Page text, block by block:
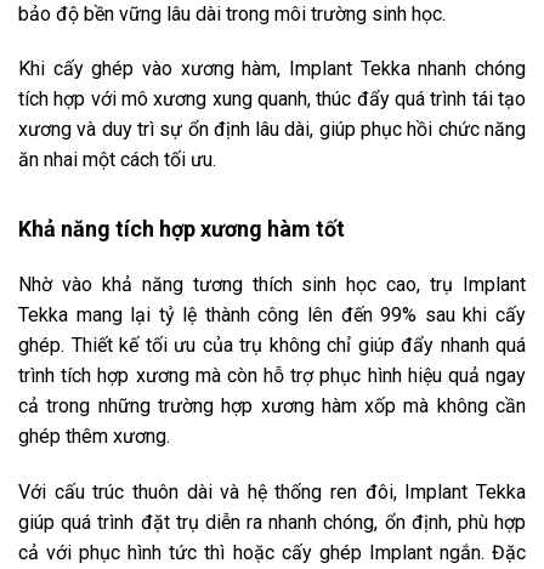
bảo độ bền vững lâu dài trong môi trường sinh học.
Khi cấy ghép vào xương hàm, Implant Tekka nhanh chóng
tích hợp với mô xương xung quanh, thúc đẩy quá trình tái tạo
xương và duy trì sự ổn định lâu dài, giúp phục hồi chức năng
ăn nhai một cách tối ưu.
Khả năng tích hợp xương hàm tốt
Nhờ vào khả năng tương thích sinh học cao, trụ Implant
Tekka mang lại tỷ lệ thành công lên đến 99% sau khi cấy
ghép. Thiết kế tối ưu của trụ không chỉ giúp đẩy nhanh quá
trình tích hợp xương mà còn hỗ trợ phục hình hiệu quả ngay
cả trong những trường hợp xương hàm xốp mà không cần
ghép thêm xương.
Với cấu trúc thuôn dài và hệ thống ren đôi, Implant Tekka
giúp quá trình đặt trụ diễn ra nhanh chóng, ổn định, phù hợp
cả với phục hình tức thì hoặc cấy ghép Implant ngắn. Đặc